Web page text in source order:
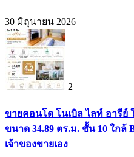
30 มิถุนายน 2026
2
ขายคอนโด โนเบิล ไลท์ อารีย์
ขนาด 34.89 ตร.ม. ชั้น 10 ใกล้
เจ้าของขายเอง